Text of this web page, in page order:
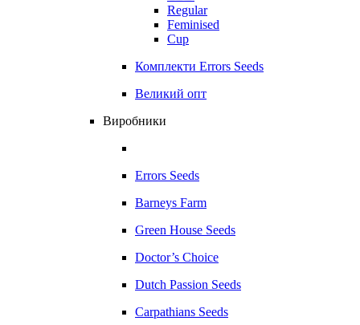
Regular
Feminised
Cup
Комплекти Errors Seeds
Великий опт
Виробники
Errors Seeds
Barneys Farm
Green House Seeds
Doctor’s Choice
Dutch Passion Seeds
Carpathians Seeds